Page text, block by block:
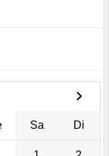
Sa Di